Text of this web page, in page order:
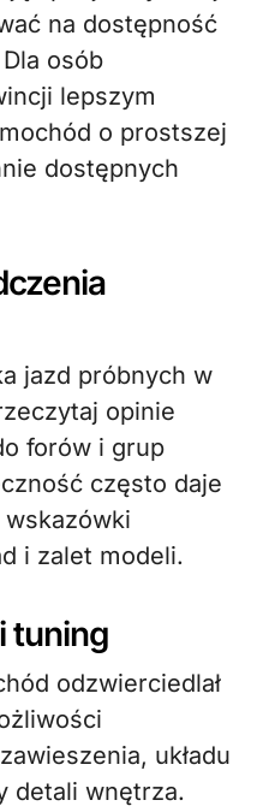
na dostępność
osób
lepszym
o prostszej
dostępnych
jazd próbnych w
opinie
forów i grup
często daje
i zalet modeli.
tuning
odzwierciedlał
układu
detali wnętrza.